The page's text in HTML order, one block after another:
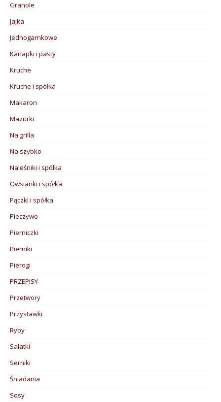
Granole
Jajka
Jednogarnkowe
Kanapki i pasty
Kruche
Kruche i spółka
Makaron
Mazurki
Na grilla
Na szybko
Naleśniki i spółka
Owsianki i spółka
Pączki i spółka
Pieczywo
Pierniczki
Pierniki
Pierogi
PRZEPISY
Przetwory
Przystawki
Ryby
Sałatki
Serniki
Śniadania
Sosy